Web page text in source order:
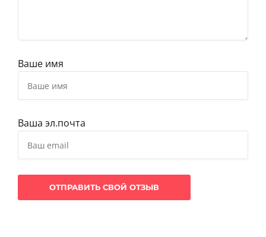
Ваше имя
Ваша эл.почта